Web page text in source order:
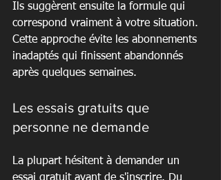
Ils suggèrent ensuite la formule qui
correspond vraiment à votre situation.
Cette approche évite les abonnements
inadaptés qui finissent abandonnés
après quelques semaines.
Les essais gratuits que
personne ne demande
La plupart hésitent à demander un
essai gratuit avant de s'inscrire. Du